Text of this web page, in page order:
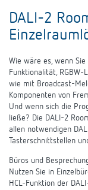
DALI-2
Wie wäre es, wenn
Funktionalität,
wie mit Broadcast-
Komponenten von
Und wenn sich die
ließe? Die DALI-2
allen notwendigen
Tasterschnittstellen
Büros und
Nutzen Sie in
HCL-Funktion der